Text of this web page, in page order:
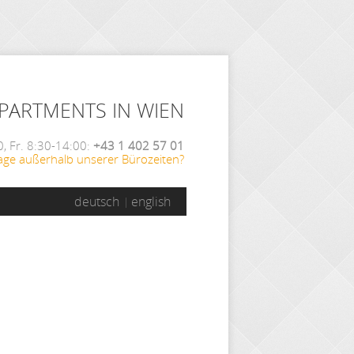
IN WIEN
Fr. 8:30-14:00: +43 1 402 57 01
außerhalb unserer Bürozeiten?
deutsch english